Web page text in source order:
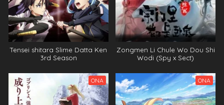
Tensei shitara Slime Datta Ken
3rd Season
Zongmen Li Chule Wo Dou Shi
Wodi (Spy x Sect)
ONA ONA